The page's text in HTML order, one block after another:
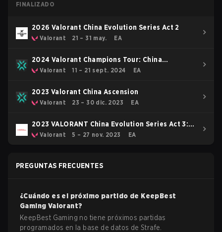
FINALIZADO
2026 Valorant China Evolution Series Act 2
Valorant 21 – 31 may. EA
2024 Valorant Champions Tour: China
Ascension
Valorant 11 – 21 sept. 2024 EA
2023 Valorant China Ascension
Valorant 23 – 30 dic. 2023 EA
2023 VALORANT China Evolution Series Act 3:
Heritability
Valorant 5 – 27 nov. 2023 EA
PREGUNTAS FRECUENTES
¿Cuándo es el próximo partido de KeepBest
Gaming Valorant?
KeepBest Gaming no tiene próximos partidas
programados en la base de datos de Strafe.